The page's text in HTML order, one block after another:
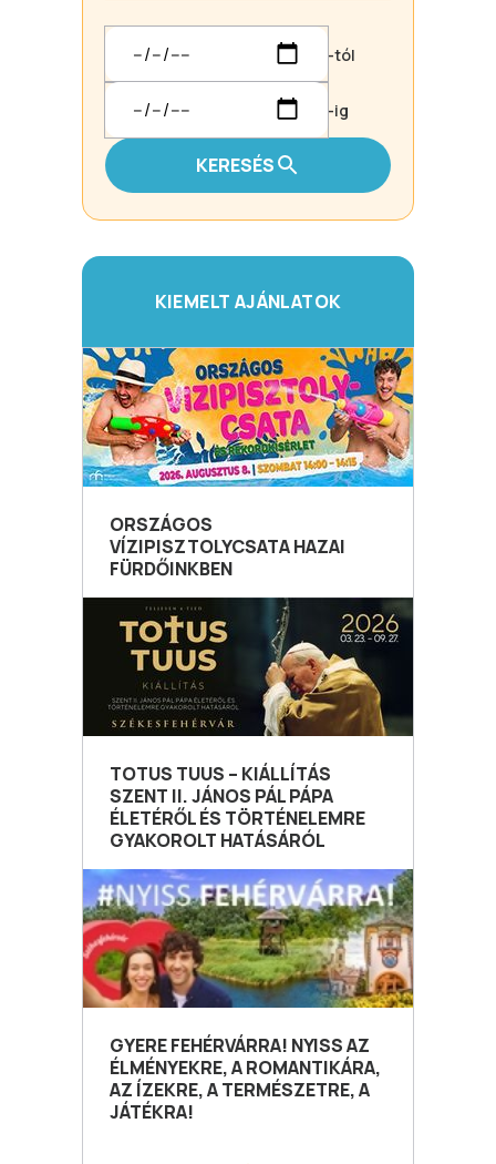
-tól
-ig
KERESÉS
KIEMELT AJÁNLATOK
ORSZÁGOS
VÍZIPISZTOLYCSATA HAZAI
FÜRDŐINKBEN
TOTUS TUUS – KIÁLLÍTÁS
SZENT II. JÁNOS PÁL PÁPA
ÉLETÉRŐL ÉS TÖRTÉNELEMRE
GYAKOROLT HATÁSÁRÓL
GYERE FEHÉRVÁRRA! NYISS AZ
ÉLMÉNYEKRE, A ROMANTIKÁRA,
AZ ÍZEKRE, A TERMÉSZETRE, A
JÁTÉKRA!